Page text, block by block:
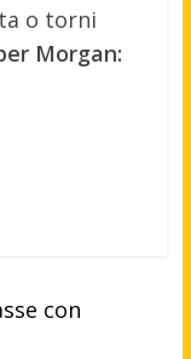
o torni
Morgan:
con